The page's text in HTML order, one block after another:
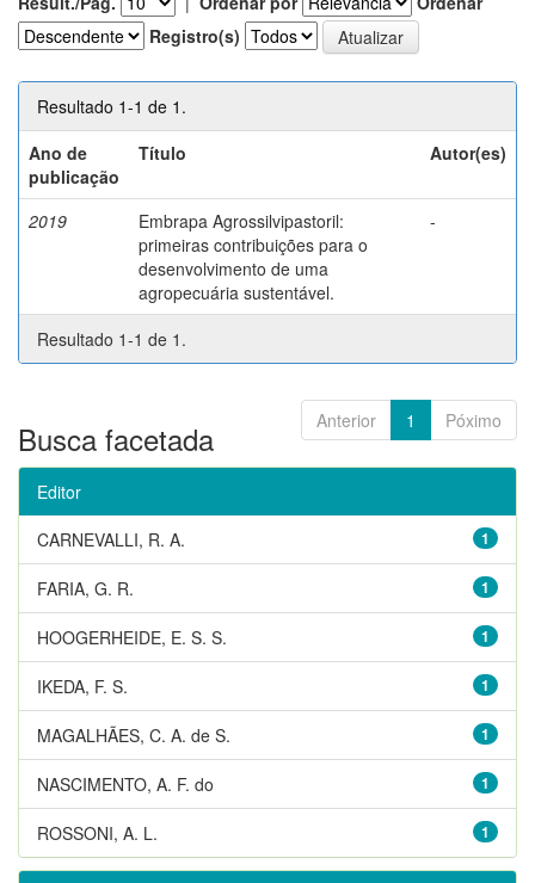
Registro(s)
Resultado 1-1 de 1.
Ano de
publicação
Título Autor(es)
2019
Embrapa Agrossilvipastoril:
primeiras contribuições para o
desenvolvimento de uma
agropecuária sustentável.
-
Resultado 1-1 de 1.
Anterior 1 Póximo
Busca facetada
Editor
1
CARNEVALLI, R. A.
1
FARIA, G. R.
1
HOOGERHEIDE, E. S. S.
1
IKEDA, F. S.
1
MAGALHÃES, C. A. de S.
1
NASCIMENTO, A. F. do
1
ROSSONI, A. L.